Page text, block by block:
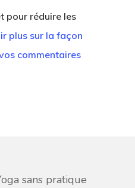
pour réduire les
plus sur la façon
commentaires
sans pratique